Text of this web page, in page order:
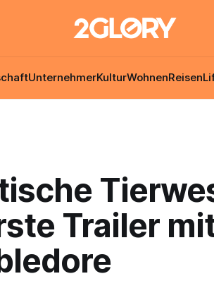
UnternehmerKulturWohnenReisen
Trailer